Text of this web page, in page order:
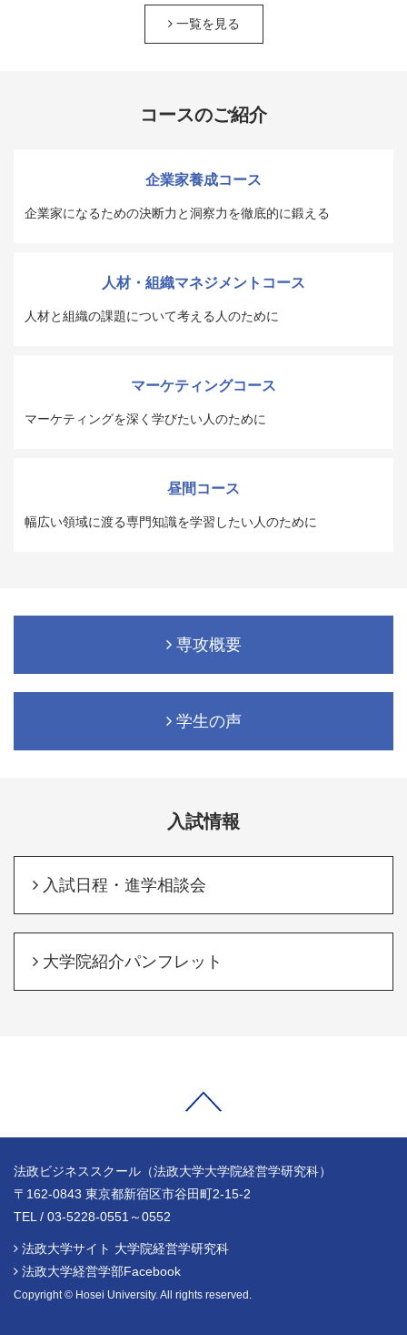
一覧を見る
コースのご紹介
企業家養成コース
企業家になるための決断力と洞察力を徹底的に鍛える
人材・組織マネジメントコース
人材と組織の課題について考える人のために
マーケティングコース
マーケティングを深く学びたい人のために
昼間コース
幅広い領域に渡る専門知識を学習したい人のために
専攻概要
学生の声
入試情報
入試日程・進学相談会
大学院紹介パンフレット
法政ビジネススクール（法政大学大学院経営学研究科）
〒162-0843 東京都新宿区市谷田町2-15-2
TEL / 03-5228-0551～0552
法政大学サイト 大学院経営学研究科
法政大学経営学部Facebook
Copyright © Hosei University. All rights reserved.